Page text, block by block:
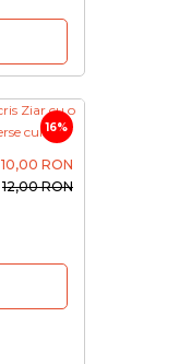
16%
10,00 RON
12,00 RON